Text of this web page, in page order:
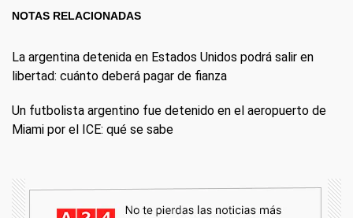
NOTAS RELACIONADAS
La argentina detenida en Estados Unidos podrá salir en
libertad: cuánto deberá pagar de fianza
Un futbolista argentino fue detenido en el aeropuerto de
Miami por el ICE: qué se sabe